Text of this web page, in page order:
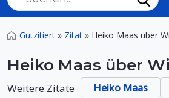
Gutzitiert » Zitat » Heiko Maas über
Heiko Maas über
Weitere Zitate Heiko Maas